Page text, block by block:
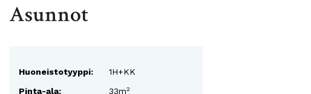
Asunnot
Huoneistotyyppi:
1H+KK
Pinta-ala:
33m2